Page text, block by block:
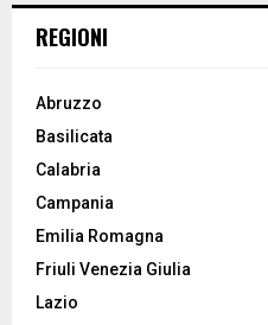
REGIONI
Abruzzo
Basilicata
Calabria
Campania
Emilia Romagna
Friuli Venezia Giulia
Lazio